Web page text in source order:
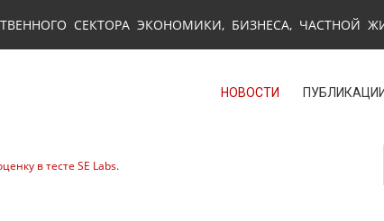
СЕКТОРА ЭКОНОМИКИ, БИЗНЕСА, ЧАСТНОЙ
НОВОСТИ ПУБЛИКАЦИИ
в тесте SE Labs.